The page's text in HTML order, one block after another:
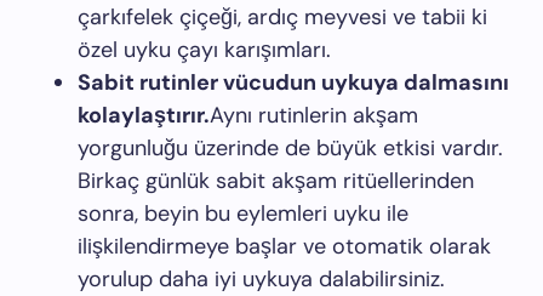
çarkıfelek çiçeği, ardıç meyvesi ve tabii ki
özel uyku çayı karışımları.
Sabit rutinler vücudun uykuya dalmasını
kolaylaştırır.Aynı rutinlerin akşam
yorgunluğu üzerinde de büyük etkisi vardır.
Birkaç günlük sabit akşam ritüellerinden
sonra, beyin bu eylemleri uyku ile
ilişkilendirmeye başlar ve otomatik olarak
yorulup daha iyi uykuya dalabilirsiniz.